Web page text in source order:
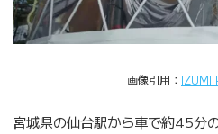
画像引用： IZUMI
宮城県の仙台駅から車で約45分